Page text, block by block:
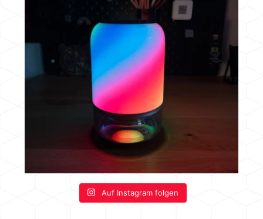
Auf Instagram folgen